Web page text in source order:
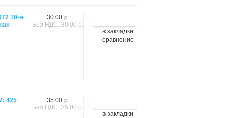
в закладки
сравнение
30.00 р.
Без НДС: 30.00 р.
10-я
в закладки
35.00 р.
Без НДС: 35.00 р.
425